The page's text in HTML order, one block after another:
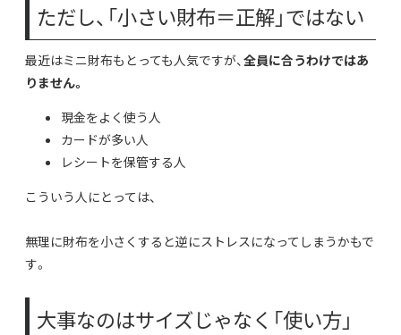
ただし、「小さい財布＝正解」ではない
最近はミニ財布もとっても人気ですが、 全員に合うわけではあ
りません。
現金をよく使う人
カードが多い人
レシートを保管する人
こういう人にとっては、
無理に財布を小さくすると逆にストレスになってしまうかもで
す。
大事なのはサイズじゃなく「使い方」